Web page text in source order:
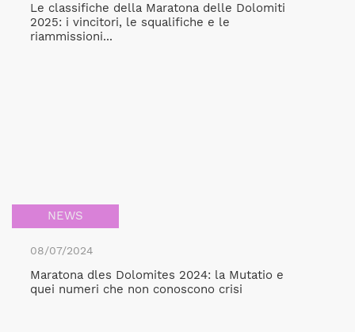
Le classifiche della Maratona delle Dolomiti
2025: i vincitori, le squalifiche e le
riammissioni...
NEWS
08/07/2024
Maratona dles Dolomites 2024: la Mutatio e
quei numeri che non conoscono crisi